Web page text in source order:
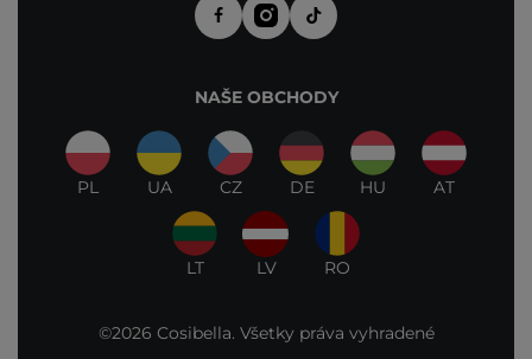
NAŠE OBCHODY
PL UA CZ DE HU AT
LT LV RO
©2026 Cosibella. Všetky práva vyhradené